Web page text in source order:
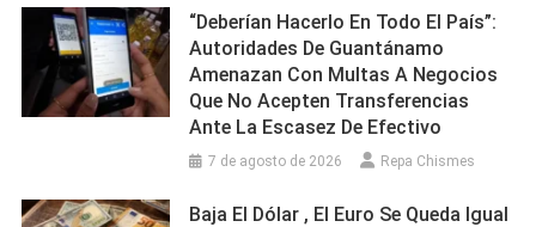
“Deberían Hacerlo En Todo El País”:
Autoridades De Guantánamo
Amenazan Con Multas A Negocios
Que No Acepten Transferencias
Ante La Escasez De Efectivo
7 de agosto de 2026 Repa Chismes
Baja El Dólar , El Euro Se Queda Igual